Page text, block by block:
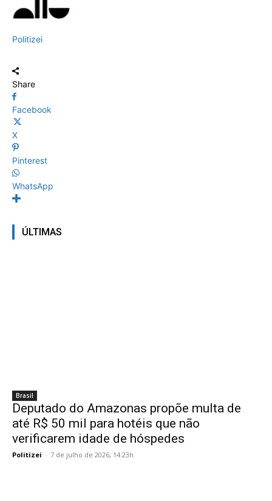
Politizei
Share
Facebook
X
Pinterest
WhatsApp
ÚLTIMAS
Brasil
Deputado do Amazonas propõe multa de
até R$ 50 mil para hotéis que não
verificarem idade de hóspedes
Politizei - 7 de julho de 2026, 14:23h